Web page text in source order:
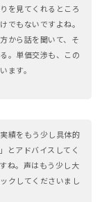
を見てくれるところ
でもないですよね。
から話を聞いて、そ
。単価交渉も、この
ます。
績をもう少し具体的
とアドバイスしてく
ね。声はもう少し大
クしてくださいまし